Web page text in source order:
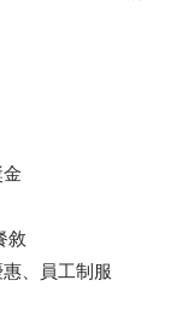
敘
、員工制服